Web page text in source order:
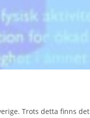
Trots detta finns det